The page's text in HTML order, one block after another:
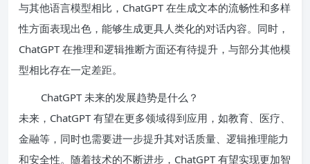
与其他语言模型相比，ChatGPT 在生成文本的流畅性和多样
性方面表现出色，能够生成更具人类化的对话内容。同时，
ChatGPT 在推理和逻辑推断方面还有待提升，与部分其他模
型相比存在一定差距。
ChatGPT 未来的发展趋势是什么？
未来，ChatGPT 有望在更多领域得到应用，如教育、医疗、
金融等，同时也需要进一步提升其对话质量、逻辑推理能力
和安全性。随着技术的不断进步，ChatGPT 有望实现更加智